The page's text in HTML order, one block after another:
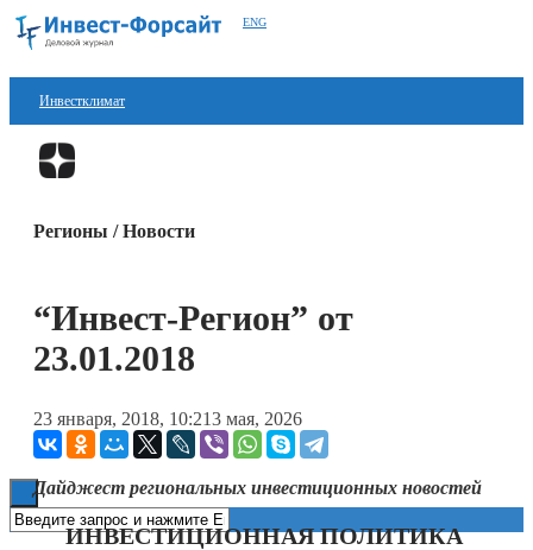
ENG
Инвестклимат
Финансы
Книги
Регионы / Новости
“Инвест-Регион” от
23.01.2018
23 января, 2018, 10:213 мая, 2026
Дайджест региональных инвестиционных новостей
ИНВЕСТИЦИОННАЯ ПОЛИТИКА